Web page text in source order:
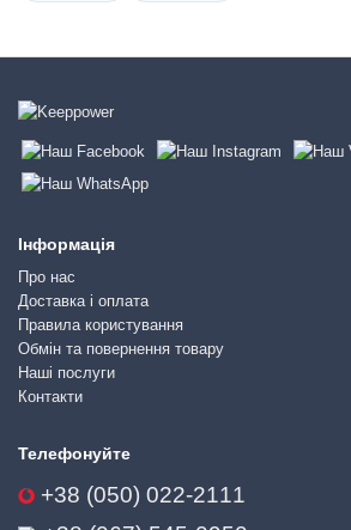
Інформація
Про нас
Доставка і оплата
Правила користування
Обмін та повернення товару
Наші послуги
Контакти
Телефонуйте
+38 (050) 022-2111